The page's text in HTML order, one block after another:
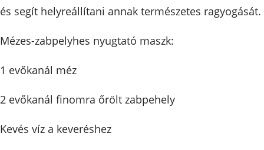
és segít helyreállítani annak természetes ragyogását.
Mézes-zabpelyhes nyugtató maszk:
1 evőkanál méz
2 evőkanál finomra őrölt zabpehely
Kevés víz a keveréshez